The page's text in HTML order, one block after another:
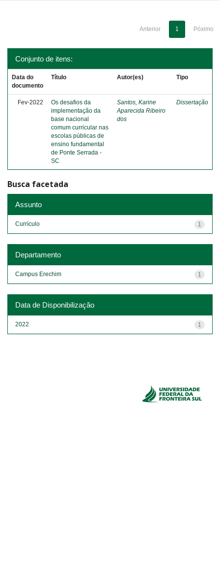
Anterior 1 Póximo
Conjunto de itens:
Data do
documento
Título Autor(es) Tipo
Fev-2022
Os desafios da
implementação da
base nacional
comum curricular nas
escolas públicas de
ensino fundamental
de Ponte Serrada -
SC
Santos, Karine
Aparecida Ribeiro
dos
Dissertação
Busca facetada
Assunto
1
Currículo
Departamento
1
Campus Erechim
Data de Disponibilização
1
2022